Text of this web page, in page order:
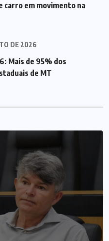
carro em movimento na
DE 2026
Mais de 95% dos
de MT